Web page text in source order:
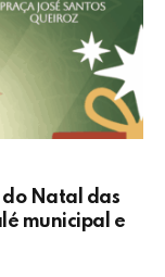
Natal das
municipal e